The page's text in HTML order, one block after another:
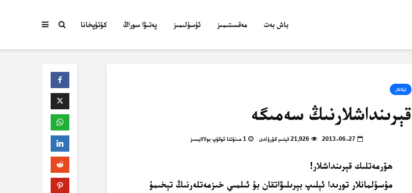
باش بەت مەقسىتىمىز ئۇسۇلىمىز پەتىۋا سوراڭ كۇتۇپخانا
ئېلانلار
قېرىنداشلارنىڭ سەمىگە
2013-06-27 21,926 قېتىم كۆرۈلدى 1 مىنۇتتا ئوقۇپ بولالايسىز
ھۆرمەتلىك قېرىنداشلار!
مۇسۇلمانلار تورىدا ئېلىپ بېرىلىۋاتقان بۇ ئىلمىي خىزمەتلەرنىڭ تېخىمۇ